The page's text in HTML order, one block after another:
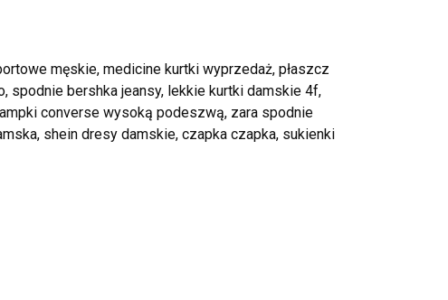
męskie, medicine kurtki wyprzedaż, płaszcz
bershka jeansy, lekkie kurtki damskie 4f,
converse wysoką podeszwą, zara spodnie
shein dresy damskie, czapka czapka, sukienki